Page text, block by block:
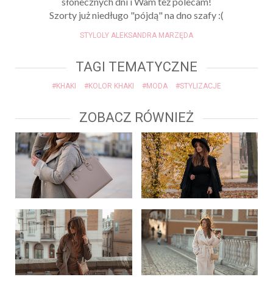
Szorty już niedługo "pójdą" na dno szafy :(
STYLOLY ALEKSANDRA MARZĘDA
TAGI TEMATYCZNE
#KHAKI #KOLOR KHAKI #MODA #STYLIZACJE
ZOBACZ RÓWNIEŻ